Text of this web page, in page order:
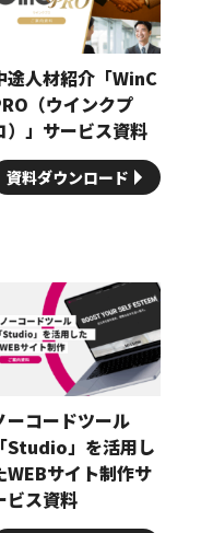
途人材紹介「WinC
（ウインクプ
）」サービス資料
資料ダウンロード
ーコードツール
「Studio」を活用し
WEBサイト制作サ
ビス資料